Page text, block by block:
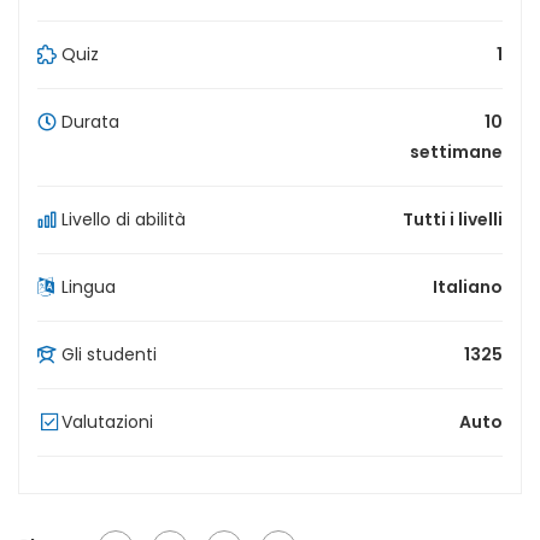
Quiz 1
Durata
10
settimane
Livello di abilità Tutti i livelli
Lingua Italiano
Gli studenti 1325
Valutazioni Auto